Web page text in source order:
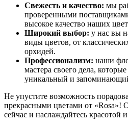
Свежесть и качество: мы
проверенными
высокое качество наших
Широкий выбор: у нас вы
виды цветов, от
орхидей.
Профессионализм: наши
мастера своего дела,
уникальный и
Не упустите возможность
прекрасными цветами от «Rosa»!
сейчас и наслаждайтесь красотой